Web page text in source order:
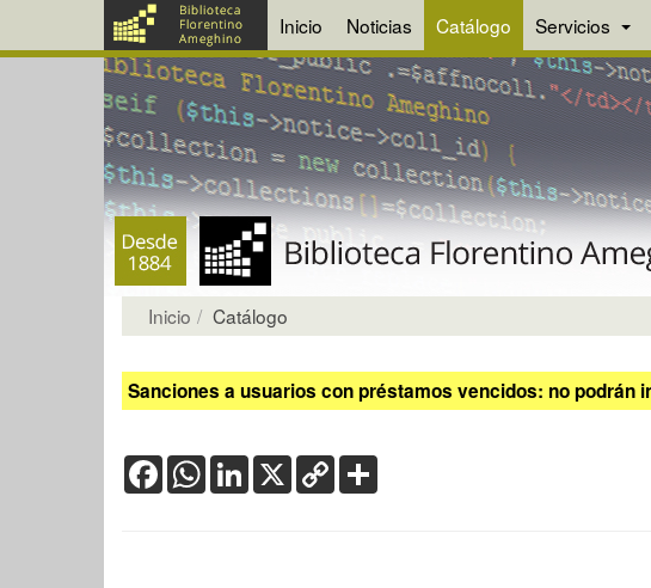
Inicio Noticias Catálogo Servicios
Inicio Catálogo
Sanciones a usuarios con préstamos vencidos: no
FacebookWhatsApp
LinkedIn
X Copy
Link